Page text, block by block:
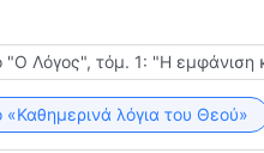
έχουν ακούσει τον λόγο
δεν συμβαίνει επειδή η
ανθρώπου; Όσοι θα
δυσκολίες, καθώς θα
του Χριστού. Ο
"Ο Λόγος", τόμ. 1: "Η εμφάνιση
«Καθημερινά λόγια του Θεού»